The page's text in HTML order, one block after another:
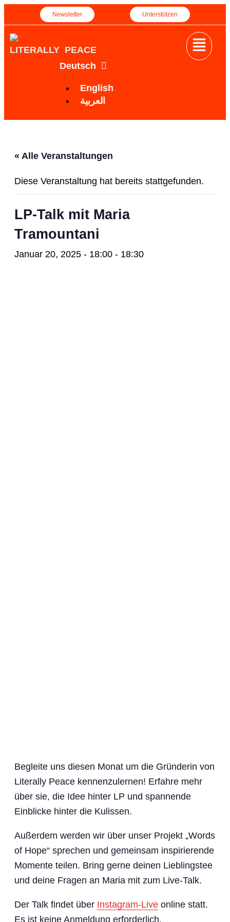
Newsletter Unterstützen
LITERALLY PEACE
Deutsch
English
العربية
« Alle Veranstaltungen
Diese Veranstaltung hat bereits stattgefunden.
LP-Talk mit Maria
Tramountani
Januar 20, 2025 - 18:00 - 18:30
Begleite uns diesen Monat um die Gründerin von
Literally Peace kennenzulernen! Erfahre mehr
über sie, die Idee hinter LP und spannende
Einblicke hinter die Kulissen.
Außerdem werden wir über unser Projekt „Words
of Hope“ sprechen und gemeinsam inspirierende
Momente teilen. Bring gerne deinen Lieblingstee
und deine Fragen an Maria mit zum Live-Talk.
Der Talk findet über Instagram-Live online statt.
Es ist keine Anmeldung erforderlich.